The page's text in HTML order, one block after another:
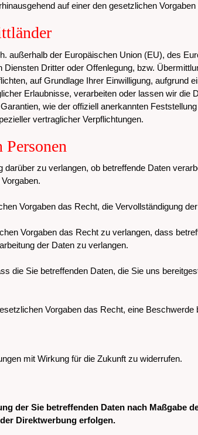
auf einer den gesetzlichen
außerhalb der Europäischen Union (EU), des
Dritter oder Offenlegung, bzw.
auf Grundlage Ihrer Einwilligung,
Erlaubnisse, verarbeiten oder lassen wir
wie der offiziell anerkannten
vertraglicher Verpflichtungen.
Personen
darüber zu verlangen, ob betreffende Daten
Vorgaben das Recht, die Vervollständigung
Vorgaben das Recht zu verlangen, dass
der Daten zu verlangen.
die Sie betreffenden Daten, die Sie uns
Vorgaben das Recht, eine
mit Wirkung für die Zukunft zu widerrufen.
der Sie betreffenden Daten nach Maßgabe
Direktwerbung erfolgen.